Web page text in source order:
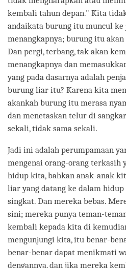
kembali tahun depan." Kita
andaikata burung itu muncul
menangkapnya; burung itu
Dan pergi, terbang, tak akan
menangkapnya dan
yang pada dasarnya adalah
burung liar itu? Karena kita
akankah burung itu merasa
dan menetaskan telur di
sekali, tidak sama sekali.
Jadi ini adalah perumpamaan
mengenai orang-orang terkasih
hidup kita, bahkan anak-anak
liar yang datang ke dalam
singkat. Dan mereka bebas.
sini; mereka punya teman-
kembali kepada kita di
mengunjungi kita, itu benar-
benar-benar dapat menikmati
dengannya, dan jika mereka